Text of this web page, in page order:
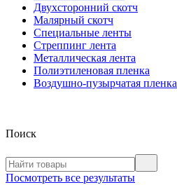
Двухсторонний скотч
Малярный скотч
Специальные ленты
Стреппинг лента
Металлическая лента
Полиэтиленовая пленка
Воздушно-пузырчатая пленка
Поиск
Посмотреть все результаты